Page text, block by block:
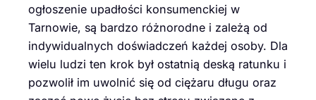
ogłoszenie upadłości konsumenckiej w
Tarnowie, są bardzo różnorodne i zależą od
indywidualnych doświadczeń każdej osoby. Dla
wielu ludzi ten krok był ostatnią deską ratunku i
pozwolił im uwolnić się od ciężaru długu oraz